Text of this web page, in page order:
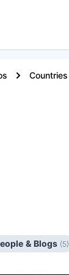
Countries
& Blogs (5)